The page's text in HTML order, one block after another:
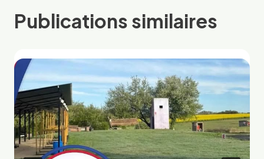
Publications similaires